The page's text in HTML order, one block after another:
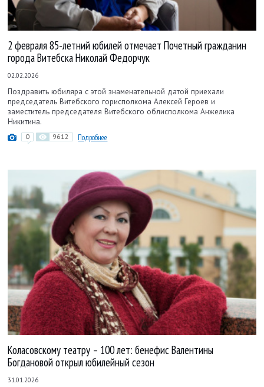
2 февраля 85-летний юбилей отмечает Почетный гражданин
города Витебска Николай Федорчук
02.02.2026
Поздравить юбиляра с этой знаменательной датой приехали
председатель Витебского горисполкома Алексей Героев и
заместитель председателя Витебского облисполкома Анжелика
Никитина.
0 9612 Подробнее
Коласовскому театру – 100 лет: бенефис Валентины
Богдановой открыл юбилейный сезон
31.01.2026